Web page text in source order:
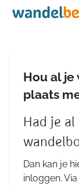
Hou al
plaats
Had je
Dan kan je
inloggen.